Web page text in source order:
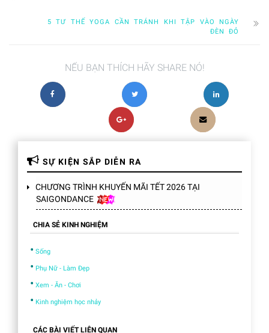
5 TƯ THẾ YOGA CẦN TRÁNH KHI TẬP VÀO NGÀY
ĐÈN ĐỎ
NẾU BẠN THÍCH HÃY SHARE NÓ!
SỰ KIỆN SẮP DIỄN RA
CHƯƠNG TRÌNH KHUYẾN MÃI TẾT 2026 TẠI
SAIGONDANCE
CHIA SẺ KINH NGHIỆM
• Sống
• Phụ Nữ - Làm Đẹp
• Xem - Ăn - Chơi
• Kinh nghiệm học nhảy
CÁC BÀI VIẾT LIÊN QUAN